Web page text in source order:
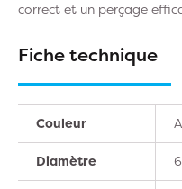
correct et un perçage
Fiche technique
Couleur
Diamètre